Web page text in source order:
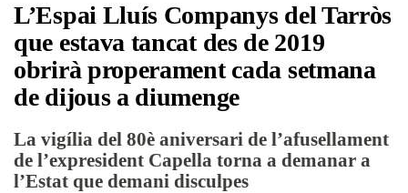
L’Espai Lluís Companys del Tarròs
que estava tancat des de 2019
obrirà properament cada setmana
de dijous a diumenge
La vigília del 80è aniversari de l’afusellament
de l’expresident Capella torna a demanar a
l’Estat que demani disculpes